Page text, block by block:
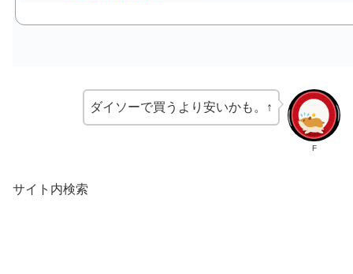
F
ダイソーで買うより安いかも。↑
サイト内検索